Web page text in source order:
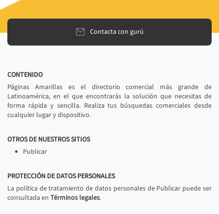
Contacta con gurú
CONTENIDO
Páginas Amarillas es el directorio comercial más grande de
Latinoamérica, en el que encontrarás la solución que necesitas de
forma rápida y sencilla. Realiza tus búsquedas comerciales desde
cualquier lugar y dispositivo.
OTROS DE NUESTROS SITIOS
Publicar
PROTECCIÓN DE DATOS PERSONALES
La política de tratamiento de datos personales de Publicar puede ser
consultada en Términos legales.